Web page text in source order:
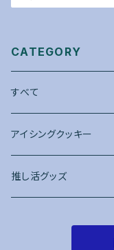
CATEGORY
すべて
アイシングクッキー
推し活グッズ